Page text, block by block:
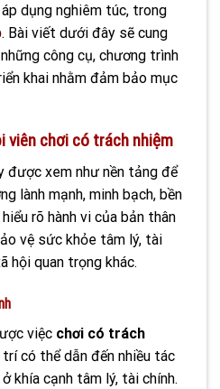
dụng nghiêm túc, trong
. Bài viết dưới đây sẽ cung
công cụ, chương trình
khai nhằm đảm bảo mục
viên chơi có trách nhiệm
được xem như nền tảng để
lành mạnh, minh bạch, bền
rõ hành vi của bản thân
vệ sức khỏe tâm lý, tài
hội quan trọng khác.
việc chơi có trách
có thể dẫn đến nhiều tác
khía cạnh tâm lý, tài chính.